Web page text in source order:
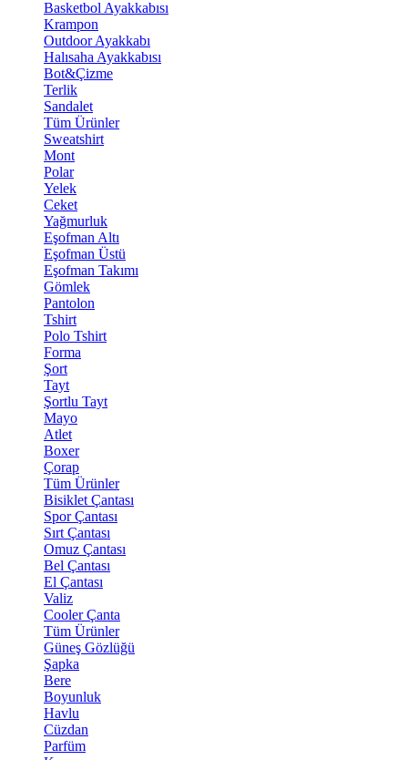
Basketbol Ayakkabısı
Krampon
Outdoor Ayakkabı
Halısaha Ayakkabısı
Bot&Çizme
Terlik
Sandalet
Tüm Ürünler
Sweatshirt
Mont
Polar
Yelek
Ceket
Yağmurluk
Eşofman Altı
Eşofman Üstü
Eşofman Takımı
Gömlek
Pantolon
Tshirt
Polo Tshirt
Forma
Şort
Tayt
Şortlu Tayt
Mayo
Atlet
Boxer
Çorap
Tüm Ürünler
Bisiklet Çantası
Spor Çantası
Sırt Çantası
Omuz Çantası
Bel Çantası
El Çantası
Valiz
Cooler Çanta
Tüm Ürünler
Güneş Gözlüğü
Şapka
Bere
Boyunluk
Havlu
Cüzdan
Parfüm